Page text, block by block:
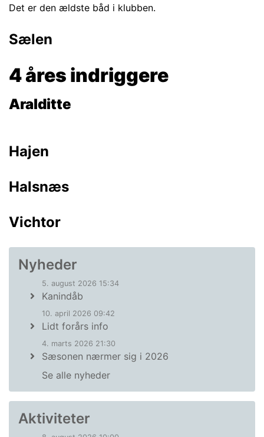
Det er den ældste båd i klubben.
Sælen
4 åres indriggere
Aralditte
Hajen
Halsnæs
Vichtor
Nyheder
5. august 2026 15:34
Kanindåb
10. april 2026 09:42
Lidt forårs info
4. marts 2026 21:30
Sæsonen nærmer sig i 2026
Se alle nyheder
Aktiviteter